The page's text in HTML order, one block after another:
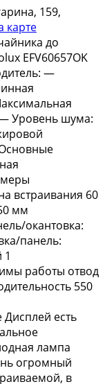
159,
карте
до
EFV60657OK
—
Урoвень шума:
встраивания 60
мм
окантовка:
панель:
1
работы отвод
550
есть
лампа
огромный
в